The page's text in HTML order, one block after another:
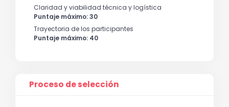
Claridad y viabilidad técnica y logística
Puntaje máximo: 30
Trayectoria de los participantes
Puntaje máximo: 40
Proceso de selección